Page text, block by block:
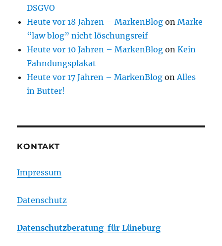
DSGVO
Heute vor 18 Jahren – MarkenBlog onMarke
“law blog” nicht löschungsreif
Heute vor 10 Jahren – MarkenBlog onKein
Fahndungsplakat
Heute vor 17 Jahren – MarkenBlog onAlles
in Butter!
KONTAKT
Impressum
Datenschutz
Datenschutzberatung für Lüneburg